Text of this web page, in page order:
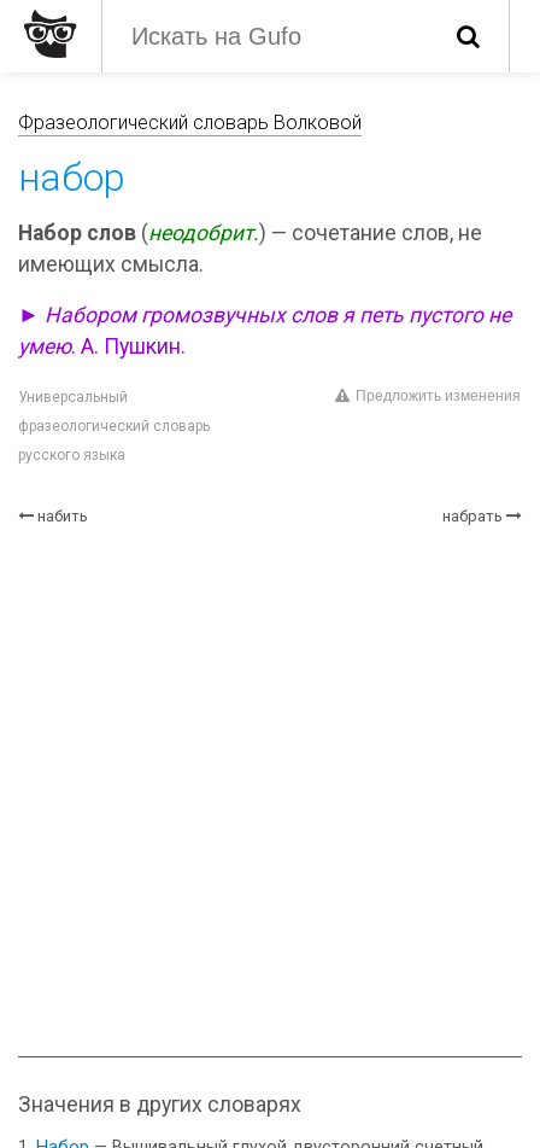
Фразеологический словарь Волковой
набор
Набор слов (неодобрит.) — сочетание слов, не
имеющих смысла.
► Набором громозвучных слов я петь пустого не
умею. А. Пушкин.
Универсальный
фразеологический словарь
русского языка
Предложить изменения
набить набрать
Значения в других словарях